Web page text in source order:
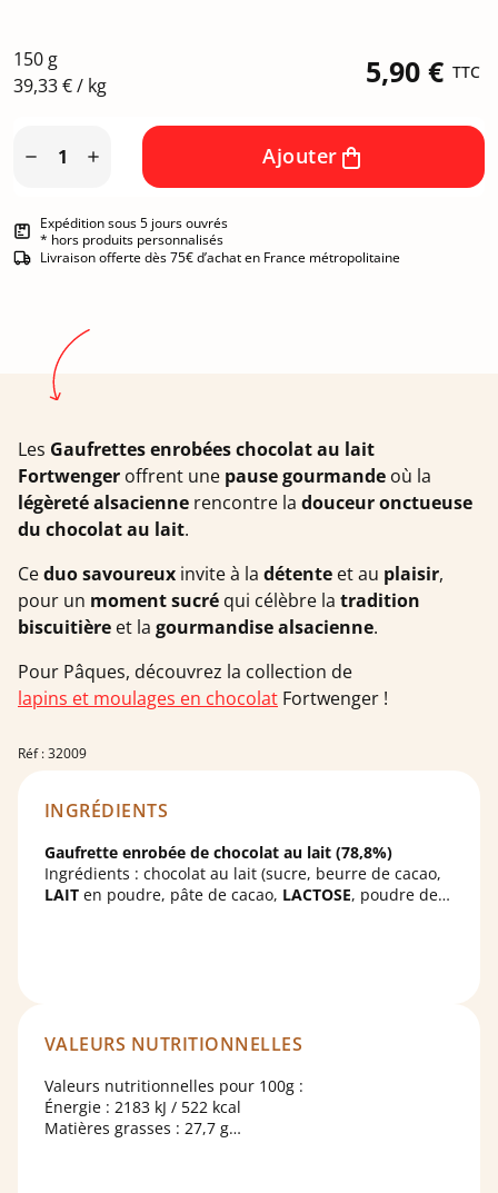
150 g
39,33 € / kg
5,90 € TTC
  Ajouter
Expédition sous 5 jours ouvrés
* hors produits personnalisés
Livraison offerte dès 75€ d’achat en France métropolitaine
Les Gaufrettes enrobées chocolat au lait
Fortwenger offrent une pause gourmande où la
légèreté alsacienne rencontre la douceur onctueuse
du chocolat au lait.
Ceduo savoureux invite à la détente et au plaisir,
pour un moment sucré qui célèbre la tradition
biscuitière et la gourmandise alsacienne.
Pour Pâques, découvrez la collection de
lapins et moulages en chocolat Fortwenger !
Réf : 32009
INGRÉDIENTS
Gaufrette enrobée de chocolat au lait (78,8%)
Ingrédients : chocolat au lait (sucre, beurre de cacao,
LAIT en poudre, pâte de cacao, LACTOSE, poudre de
VALEURS NUTRITIONNELLES
Valeurs nutritionnelles pour 100g :
Énergie : 2183 kJ / 522 kcal
Matières grasses : 27,7 g